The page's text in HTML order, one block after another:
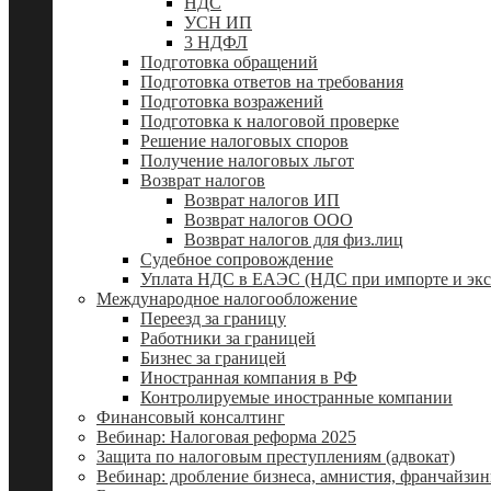
УСН ИП
3 НДФЛ
Подготовка обращений
Подготовка ответов на требования
Подготовка возражений
Подготовка к налоговой проверке
Решение налоговых споров
Получение налоговых льгот
Возврат налогов
Возврат налогов ИП
Возврат налогов ООО
Возврат налогов для физ.лиц
Судебное сопровождение
Уплата НДС в ЕАЭС (НДС при импорте и
Международное налогообложение
Переезд за границу
Работники за границей
Бизнес за границей
Иностранная компания в РФ
Контролируемые иностранные компании
Финансовый консалтинг
Вебинар: Налоговая реформа 2025
Защита по налоговым преступлениям (адвокат)
Вебинар: дробление бизнеса, амнистия,